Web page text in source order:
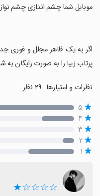
موبایل شما چشم اندازی چشم
‏اگر به یک ظاهر مجلل و فوری
پرتاب زیبا را به صورت رایگان به
نظرات و امتیازها
۵
۴
۳
۲
۱
☆☆☆☆★